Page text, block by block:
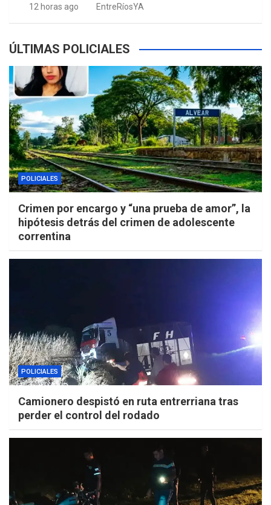
12 horas ago EntreRíosYA
ÚLTIMAS POLICIALES
POLICIALES
Crimen por encargo y “una prueba de amor”, la
hipótesis detrás del crimen de adolescente
correntina
POLICIALES
Camionero despistó en ruta entrerriana tras
perder el control del rodado